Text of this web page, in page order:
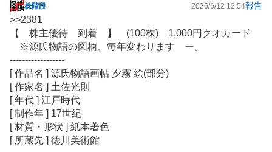
掲
示
板
事
株階段 2026/6/12 12:54報告
>>2381
【 株主優待 到着 】 (100株) 1,000円クオカード
※源氏物語の図柄、毎年変わります ー。
------------------
[ 作品名 ] 源氏物語画帖 夕霧 絵(部分)
[ 作家名 ] 土佐光則
[ 年代 ] 江戸時代
[ 制作年 ] 17世紀
[ 材質・形状 ] 紙本著色
[ 所蔵先 ] 徳川美術館